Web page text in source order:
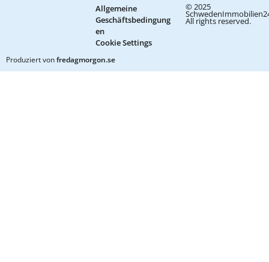
© 2025
All rights reserved.
Allgemeine
Geschäftsbedingung
en
Cookie Settings
Produziert vonfredagmorgon.se